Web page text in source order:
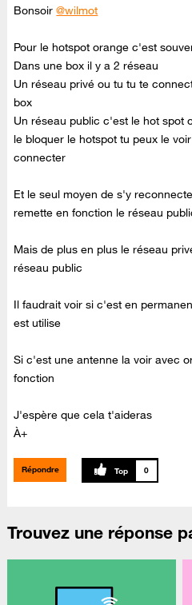
Bonsoir@wilmot
Pour le hotspot orange c'est
Dans une box il y a 2 réseau
Un réseau privé ou tu tu te
box
Un réseau public c'est le hot spot
le bloquer le hotspot tu peux le
connecter
Et le seul moyen de s'y
remette en fonction le réseau
Mais de plus en plus le réseau
réseau public
Il faudrait voir si c'est en
est utilise
Si c'est une antenne la voir avec
fonction
J'espère que cela t'aideras
À+
Répondre 0
Trouvez une réponse